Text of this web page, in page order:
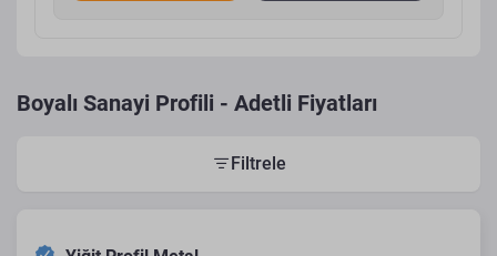
Boyalı Sanayi Profili - Adetli Fiyatları
Filtrele